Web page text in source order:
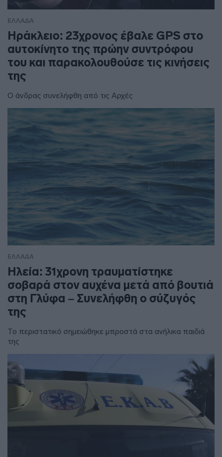
ΕΛΛΑΔΑ
Ηράκλειο: 23χρονος έβαλε GPS στο
αυτοκίνητο της πρώην συντρόφου
του και παρακολουθούσε τις κινήσεις
της
Ο άνδρας συνελήφθη από τις Αρχές
ΕΛΛΑΔΑ
Ηλεία: 31χρονη τραυματίστηκε
σοβαρά στον αυχένα μετά από βουτιά
στη Γλύφα – Συνελήφθη ο σύζυγός
της
Το περιστατικό σημειώθηκε μπροστά στα ανήλικα παιδιά
της